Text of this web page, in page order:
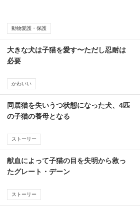
動物愛護・保護
大きな犬は子猫を愛す〜ただし忍耐は
必要
かわいい
同居猫を失いうつ状態になった犬、4匹
の子猫の養母となる
ストーリー
献血によって子猫の目を失明から救っ
たグレート・デーン
ストーリー